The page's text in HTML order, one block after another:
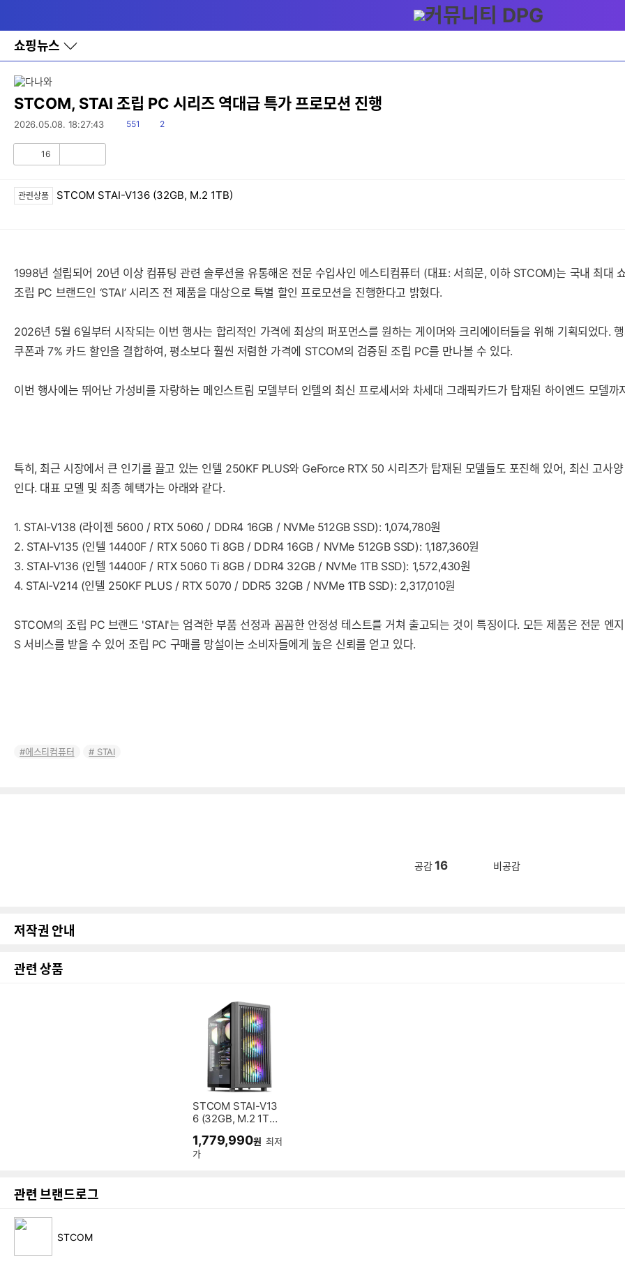
와
홈
쇼핑뉴스
바
로
레
이
어
토
STCOM, STAI 조립 PC 시리즈 역대급 특가 프로모션 진행
2026.05.08. 18:27:43
읽
551
댓
2
16
관련상품 STCOM STAI-V136 (32GB, M.2 1TB)
1998년 설립되어 20년 이상 컴퓨팅 관련 솔루션을 유통해온 전문 수입사인 에스티컴퓨터 (대표: 서희문, 이하 STCOM)는 국내 최대
조립 PC 브랜드인 ‘STAI’ 시리즈 전 제품을 대상으로 특별 할인 프로모션을 진행한다고 밝혔다.
2026년 5월 6일부터 시작되는 이번 행사는 합리적인 가격에 최상의 퍼포먼스를 원하는 게이머와 크리에이터들을 위해 기획되었다.
쿠폰과 7% 카드 할인을 결합하여, 평소보다 훨씬 저렴한 가격에 STCOM의 검증된 조립 PC를 만나볼 수 있다.
이번 행사에는 뛰어난 가성비를 자랑하는 메인스트림 모델부터 인텔의 최신 프로세서와 차세대 그래픽카드가 탑재된 하이엔드 모델까
특히, 최근 시장에서 큰 인기를 끌고 있는 인텔 250KF PLUS와 GeForce RTX 50 시리즈가 탑재된 모델들도 포진해 있어, 최신 고사
인다. 대표 모델 및 최종 혜택가는 아래와 같다.
1. STAI-V138 (라이젠 5600 / RTX 5060 / DDR4 16GB / NVMe 512GB SSD): 1,074,780원
2. STAI-V135 (인텔 14400F / RTX 5060 Ti 8GB / DDR4 16GB / NVMe 512GB SSD): 1,187,360원
3. STAI-V136 (인텔 14400F / RTX 5060 Ti 8GB / DDR4 32GB / NVMe 1TB SSD): 1,572,430원
4. STAI-V214 (인텔 250KF PLUS / RTX 5070 / DDR5 32GB / NVMe 1TB SSD): 2,317,010원
STCOM의 조립 PC 브랜드 'STAI'는 엄격한 부품 선정과 꼼꼼한 안정성 테스트를 거쳐 출고되는 것이 특징이다. 모든 제품은 전문 엔
S 서비스를 받을 수 있어 조립 PC 구매를 망설이는 소비자들에게 높은 신뢰를 얻고 있다.
에스티컴퓨터 STAI
공감16 비공감
저작권 안내
관련 상품
STCOM STAI-V13
6 (32GB, M.2 1T
1,779,990원 최저
가
관련 브랜드로그
STCOM